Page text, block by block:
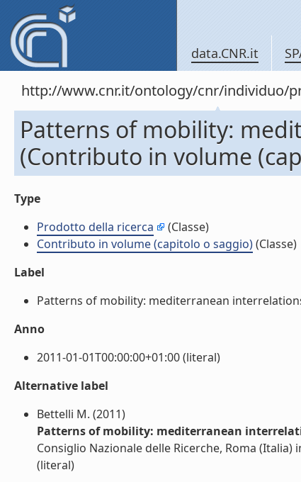
data.CNR.it
http://www.cnr.it/ontology/cnr/individuo/
Patterns of mobility:
(Contributo in volume
Type
Prodotto della ricerca
(Classe)
Contributo in volume (capitolo o saggio)(Classe)
Label
Patterns of mobility: mediterranean
Anno
2011-01-01T00:00:00+01:00 (literal)
Alternative label
Bettelli M. (2011)
Patterns of mobility: mediterranean
Consiglio Nazionale delle Ricerche, Roma (Italia)
(literal)